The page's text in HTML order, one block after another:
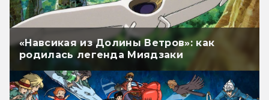
«Навсикая из Долины Ветров»: как
родилась легенда Миядзаки